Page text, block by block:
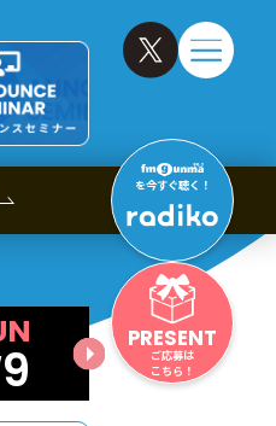
を今すぐ聴く！
PRESENT
ご応募は
こちら！
9